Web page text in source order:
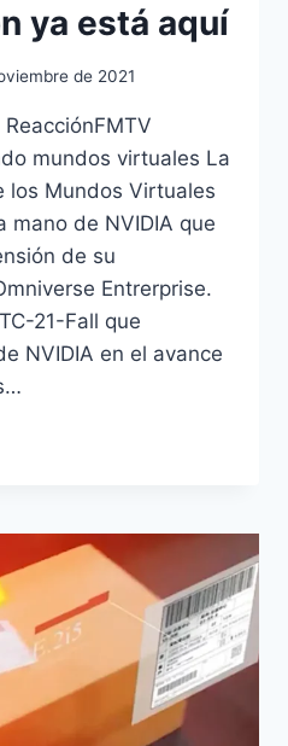
ya está aquí
de 2021
ReacciónFMTV
mundos virtuales La
los Mundos Virtuales
mano de NVIDIA que
de su
Entrerprise.
21-Fall que
NVIDIA en el avance